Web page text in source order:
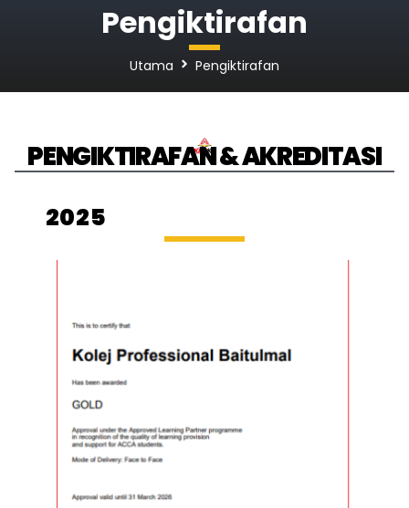
Pengiktirafan
Utama Pengiktirafan
PENGIKTIRAFAN & AKREDITASI
2025